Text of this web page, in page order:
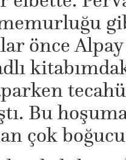
önce
Bu
çok boğucu